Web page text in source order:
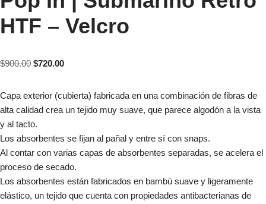
HTF – Velcro
$900.00 $720.00
Capa exterior (cubierta) fabricada en una combinación de fibras de
alta calidad crea un tejido muy suave, que parece algodón a la vista
y al tacto.
Los absorbentes se fijan al pañal y entre sí con snaps.
Al contar con varias capas de absorbentes separadas, se acelera el
proceso de secado.
Los absorbentes están fabricados en bambú suave y ligeramente
elástico, un tejido que cuenta con propiedades antibacterianas de